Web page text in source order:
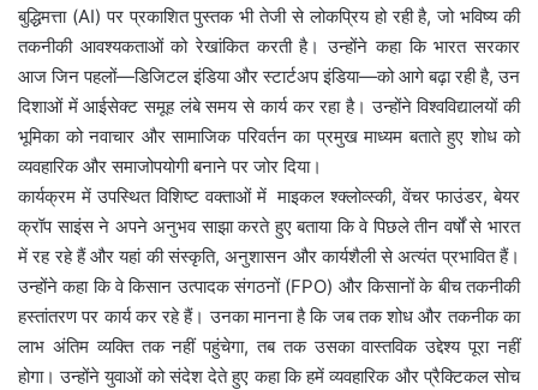
बुद्धिमत्ता (AI) पर प्रकाशित पुस्तक भी तेजी से लोकप्रिय हो रही है, जो भविष्य की
तकनीकी आवश्यकताओं को रेखांकित करती है। उन्होंने कहा कि भारत सरकार
आज जिन पहलों—डिजिटल इंडिया और स्टार्टअप इंडिया—को आगे बढ़ा रही है, उन
दिशाओं में आईसेक्ट समूह लंबे समय से कार्य कर रहा है। उन्होंने विश्वविद्यालयों की
भूमिका को नवाचार और सामाजिक परिवर्तन का प्रमुख माध्यम बताते हुए शोध को
व्यवहारिक और समाजोपयोगी बनाने पर जोर दिया।
कार्यक्रम में उपस्थित विशिष्ट वक्ताओं में माइकल श्क्लोव्स्की, वेंचर फाउंडर, बेयर
क्रॉप साइंस ने अपने अनुभव साझा करते हुए बताया कि वे पिछले तीन वर्षों से भारत
में रह रहे हैं और यहां की संस्कृति, अनुशासन और कार्यशैली से अत्यंत प्रभावित हैं।
उन्होंने कहा कि वे किसान उत्पादक संगठनों (FPO) और किसानों के बीच तकनीकी
हस्तांतरण पर कार्य कर रहे हैं। उनका मानना है कि जब तक शोध और तकनीक का
लाभ अंतिम व्यक्ति तक नहीं पहुंचेगा, तब तक उसका वास्तविक उद्देश्य पूरा नहीं
होगा। उन्होंने युवाओं को संदेश देते हुए कहा कि हमें व्यवहारिक और प्रैक्टिकल सोच